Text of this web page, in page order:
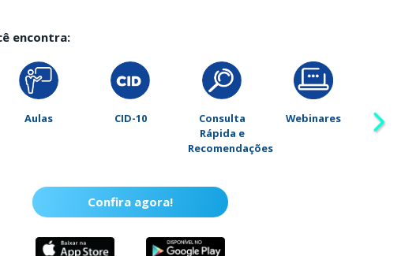
encontra:
CID-10
Consulta
Webinares Tabelas
Confira agora!